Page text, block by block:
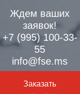
Ждем ваших
заявок!
+7 (995) 100-33-
55
info@fse.ms
Заказать